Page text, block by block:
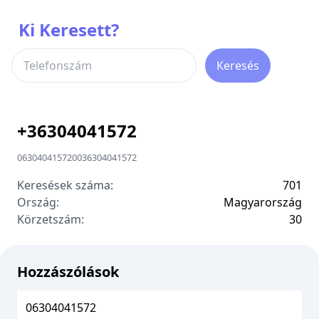
Ki Keresett?
Keresés
+36304041572
063040415720036304041572
Keresések száma:
701
Ország:
Magyarország
Körzetszám:
30
Hozzászólások
06304041572